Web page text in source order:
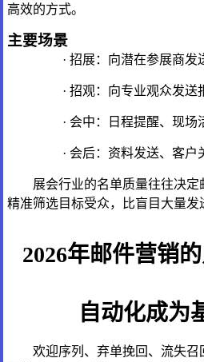
高效的方式。
主要场景
· 招展：向潜在参展商发
· 招观：向专业观众发送
· 会中：日程提醒、现场
· 会后：资料发送、客户
展会行业的名单质量往往决
精准筛选目标受众，比盲目大量发
2026年邮件营销
自动化成为
欢迎序列、弃单挽回、流失召